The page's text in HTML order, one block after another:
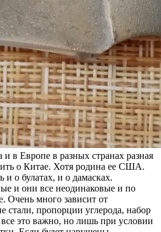
и в Европе в разных странах разная
о Китае. Хотя родина ее США.
и о булатах, и о дамасках.
и они все неодинаковые и по
Очень много зависит от
стали, пропорции углерода, набор
все это важно, но лишь при условии